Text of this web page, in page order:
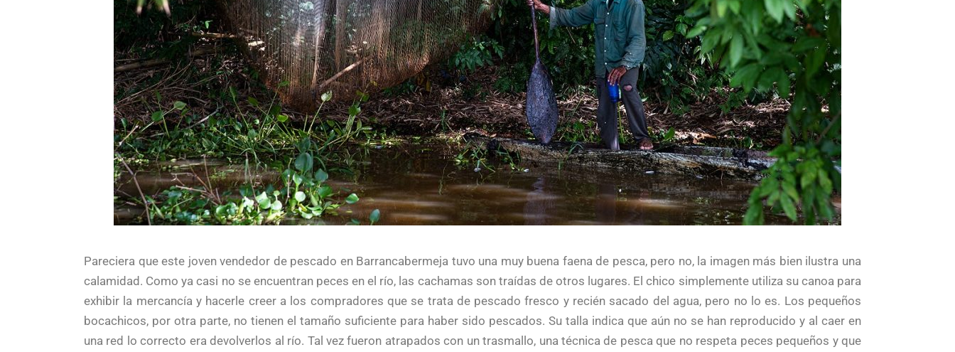
Pareciera que este joven vendedor de pescado en Barrancabermeja tuvo una muy buena faena de pesca, pero no, la imagen más bien ilustra una
calamidad. Como ya casi no se encuentran peces en el río, las cachamas son traídas de otros lugares. El chico simplemente utiliza su canoa para
exhibir la mercancía y hacerle creer a los compradores que se trata de pescado fresco y recién sacado del agua, pero no lo es. Los pequeños
bocachicos, por otra parte, no tienen el tamaño suficiente para haber sido pescados. Su talla indica que aún no se han reproducido y al caer en
una red lo correcto era devolverlos al río. Tal vez fueron atrapados con un trasmallo, una técnica de pesca que no respeta peces pequeños y que